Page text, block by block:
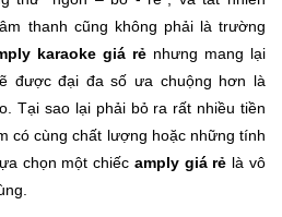
thanh cũng không phải là trường
karaoke giá rẻ nhưng mang lại
được đại đa số ưa chuộng hơn là
Tại sao lại phải bỏ ra rất nhiều tiền
có cùng chất lượng hoặc những tính
chọn một chiếc amply giá rẻ là vô